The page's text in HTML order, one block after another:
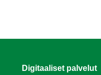
Digitaaliset palvelut